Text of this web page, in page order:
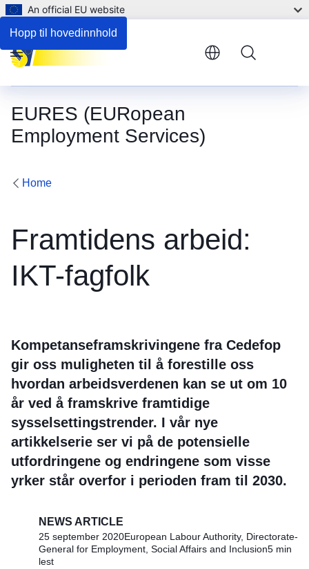
Hopp til hovedinnhold
An official EU website
EURES (EURopean
Employment Services)
Menu
Home
Framtidens arbeid:
IKT-fagfolk
Kompetanseframskrivingene fra Cedefop
gir oss muligheten til å forestille oss
hvordan arbeidsverdenen kan se ut om 10
år ved å framskrive framtidige
sysselsettingstrender. I vår nye
artikkelserie ser vi på de potensielle
utfordringene og endringene som visse
yrker står overfor i perioden fram til 2030.
NEWS ARTICLE
25 september 2020European Labour Authority, Directorate-
General for Employment, Social Affairs and Inclusion5 min
lest